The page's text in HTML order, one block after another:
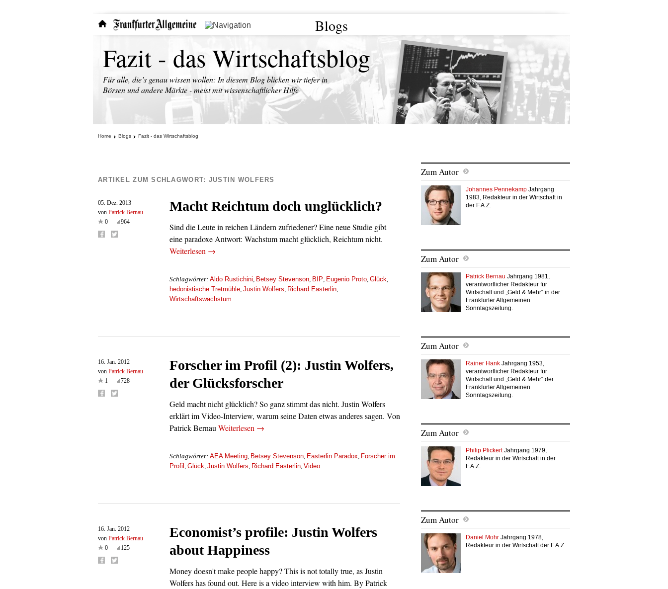
Blogs
Fazit - das Wirtschaftsblog
Für alle, die’s genau wissen wollen: In diesem Blog blicken wir tiefer in
Börsen und andere Märkte - meist mit wissenschaftlicher Hilfe
Home Blogs Fazit - das Wirtschaftsblog
ARTIKEL ZUM SCHLAGWORT: JUSTIN WOLFERS
05. Dez. 2013
von Patrick Bernau
0
964
Macht Reichtum doch unglücklich?
Sind die Leute in reichen Ländern zufriedener? Eine neue Studie gibt
eine paradoxe Antwort: Wachstum macht glücklich, Reichtum nicht.
Weiterlesen →
Schlagwörter: Aldo Rustichini, Betsey Stevenson, BIP, Eugenio Proto, Glück,
hedonistische Tretmühle, Justin Wolfers, Richard Easterlin,
Wirtschaftswachstum
16. Jan. 2012
von Patrick Bernau
1
728
Forscher im Profil (2): Justin Wolfers,
der Glücksforscher
Geld macht nicht glücklich? So ganz stimmt das nicht. Justin Wolfers
erklärt im Video-Interview, warum seine Daten etwas anderes sagen. Von
Patrick Bernau Weiterlesen →
Schlagwörter: AEA Meeting, Betsey Stevenson, Easterlin Paradox, Forscher im
Profil , Glück, Justin Wolfers, Richard Easterlin, Video
16. Jan. 2012
von Patrick Bernau
0
125
Economist’s profile: Justin Wolfers
about Happiness
Money doesn't make people happy? This is not totally true, as Justin
Wolfers has found out. Here is a video interview with him. By Patrick
Zum Autor
Johannes Pennekamp Jahrgang
1983, Redakteur in der Wirtschaft in
der F.A.Z.
Zum Autor
Patrick Bernau Jahrgang 1981,
verantwortlicher Redakteur für
Wirtschaft und „Geld & Mehr“ in der
Frankfurter Allgemeinen
Sonntagszeitung.
Zum Autor
Rainer Hank Jahrgang 1953,
verantwortlicher Redakteur für
Wirtschaft und „Geld & Mehr“ der
Frankfurter Allgemeinen
Sonntagszeitung.
Zum Autor
Philip Plickert Jahrgang 1979,
Redakteur in der Wirtschaft in der
F.A.Z.
Zum Autor
Daniel Mohr Jahrgang 1978,
Redakteur in der Wirtschaft der F.A.Z.